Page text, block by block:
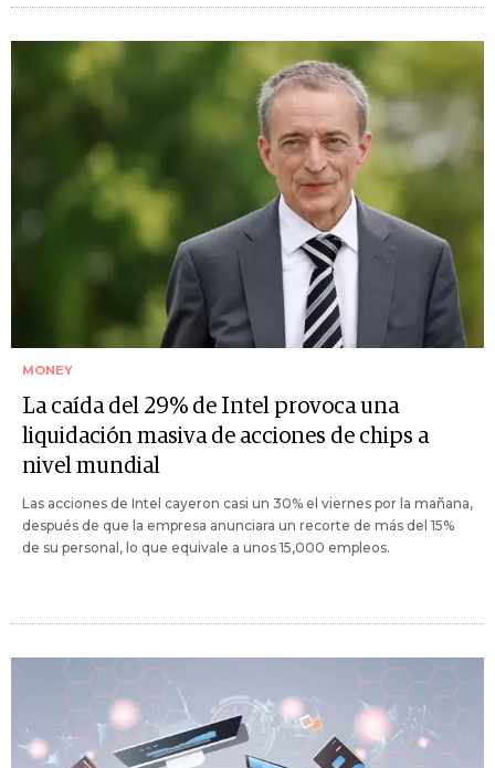
MONEY
La caída del 29% de Intel provoca una
liquidación masiva de acciones de chips a
nivel mundial
Las acciones de Intel cayeron casi un 30% el viernes por la mañana,
después de que la empresa anunciara un recorte de más del 15%
de su personal, lo que equivale a unos 15,000 empleos.